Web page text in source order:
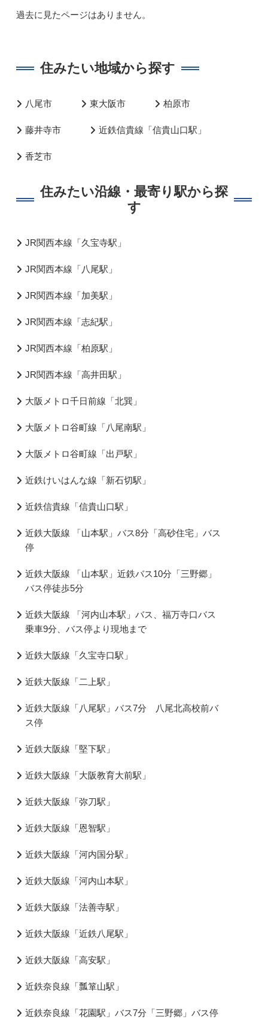
過去に見たページはありません。
住みたい地域から探す
八尾市 東大阪市 柏原市
藤井寺市 近鉄信貴線「信貴山口駅」
香芝市
住みたい沿線・最寄り駅から探
す
JR関西本線「久宝寺駅」
JR関西本線「八尾駅」
JR関西本線「加美駅」
JR関西本線「志紀駅」
JR関西本線「柏原駅」
JR関西本線「高井田駅」
大阪メトロ千日前線「北巽」
大阪メトロ谷町線「八尾南駅」
大阪メトロ谷町線「出戸駅」
近鉄けいはんな線「新石切駅」
近鉄信貴線「信貴山口駅」
近鉄大阪線 「山本駅」バス8分「高砂住宅」バス
停
近鉄大阪線 「山本駅」近鉄バス10分「三野郷」
バス停徒歩5分
近鉄大阪線 「河内山本駅」バス、福万寺口バス
乗車9分、バス停より現地まで
近鉄大阪線「久宝寺口駅」
近鉄大阪線「二上駅」
近鉄大阪線「八尾駅」バス7分 八尾北高校前バ
ス停
近鉄大阪線「堅下駅」
近鉄大阪線「大阪教育大前駅」
近鉄大阪線「弥刀駅」
近鉄大阪線「恩智駅」
近鉄大阪線「河内国分駅」
近鉄大阪線「河内山本駅」
近鉄大阪線「法善寺駅」
近鉄大阪線「近鉄八尾駅」
近鉄大阪線「高安駅」
近鉄奈良線「瓢箪山駅」
近鉄奈良線「花園駅」バス7分「三野郷」バス停